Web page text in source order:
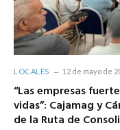
LOCALES 12 de mayo de
“Las empresas
vidas”: Cajamag y
de la Ruta de